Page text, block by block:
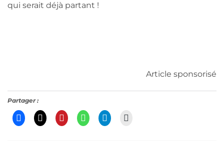
qui serait déjà partant !
Article sponsorisé
Partager :